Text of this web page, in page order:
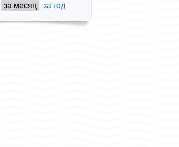
за месяц за год